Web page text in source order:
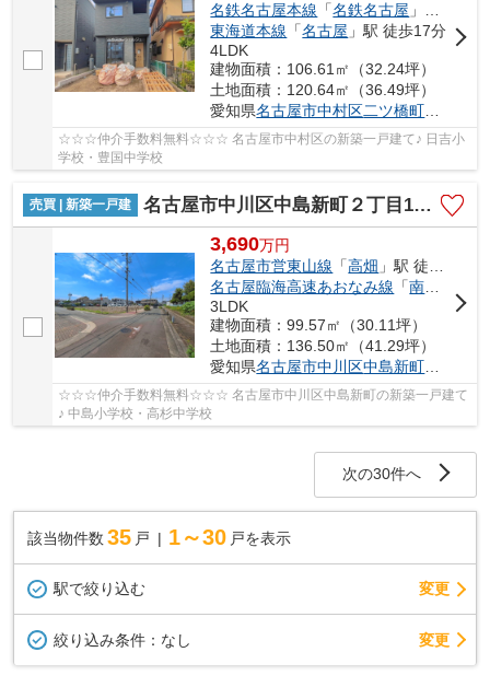
名鉄名古屋本線 「名鉄名古屋 」駅 徒歩17分
東海道本線 「名古屋 」駅 徒歩17分
4LDK
建物面積：106.61㎡（32.24坪）
土地面積：120.64㎡（36.49坪）
愛知県名古屋市中村区二ツ橋町２丁目
☆☆☆仲介手数料無料☆☆☆ 名古屋市中村区の新築一戸建て♪ 日吉小
学校・豊国中学校
売買 | 新築一戸建 名古屋市中川区中島新町２丁目1401【仲介手数料無料】新築一戸建て 5号棟
3,690万円
名古屋市営東山線 「高畑 」駅 徒歩18分
名古屋臨海高速あおなみ線 「南荒子
3LDK
建物面積：99.57㎡（30.11坪）
土地面積：136.50㎡（41.29坪）
愛知県名古屋市中川区中島新町
☆☆☆仲介手数料無料☆☆☆ 名古屋市中川区中島新町の新築一戸建て
♪ 中島小学校・高杉中学校
次の30件へ
該当物件数 35 戸 1～30 戸を表示
駅で絞り込む 変更
絞り込み条件： なし 変更